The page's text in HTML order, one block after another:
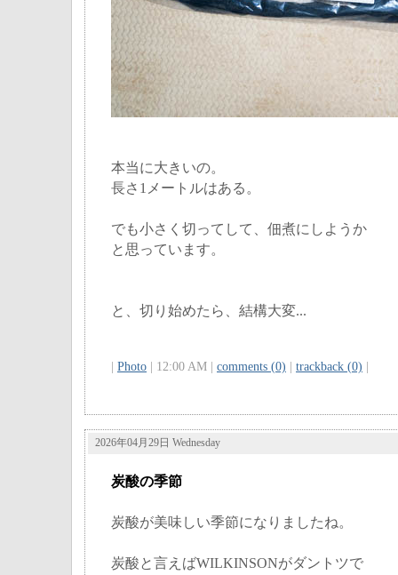
本当に大きいの。
長さ1メートルはある。
でも小さく切ってして、佃煮にしようか
と思っています。
と、切り始めたら、結構大変...
Photo | 12:00 AM | comments (0) trackback (0)
2026年04月29日 Wednesday
炭酸の季節
炭酸が美味しい季節になりましたね。
炭酸と言えばWILKINSONがダントツで